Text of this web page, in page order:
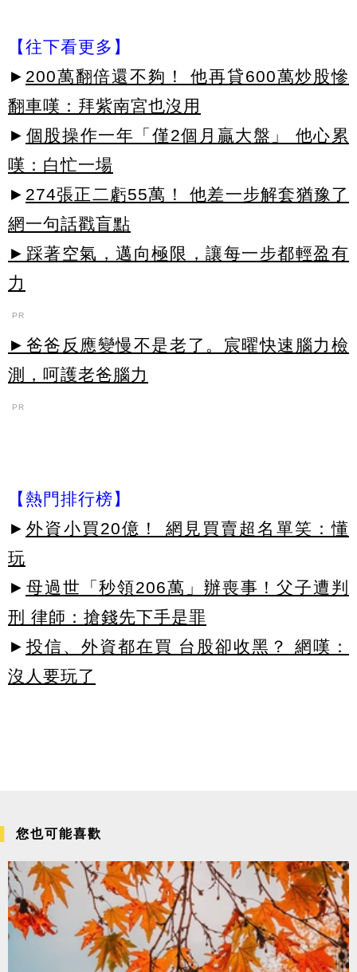
【往下看更多】
► 200萬翻倍還不夠！ 他再貸600萬炒股慘
翻車嘆：拜紫南宮也沒用
► 個股操作一年「僅2個月贏大盤」 他心累
嘆：白忙一場
► 274張正二虧55萬！ 他差一步解套猶豫了
網一句話戳盲點
►踩著空氣，邁向極限，讓每一步都輕盈有
力
PR
►爸爸反應變慢不是老了。宸曜快速腦力檢
測，呵護老爸腦力
PR
【熱門排行榜】
► 外資小買20億！ 網見買賣超名單笑：懂
玩
► 母過世「秒領206萬」辦喪事！父子遭判
刑 律師：搶錢先下手是罪
► 投信、外資都在買 台股卻收黑？ 網嘆：
沒人要玩了
您也可能喜歡